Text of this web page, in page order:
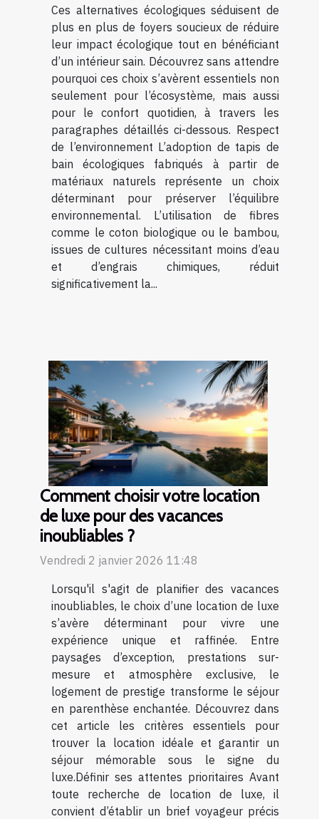
Ces alternatives écologiques séduisent de
plus en plus de foyers soucieux de réduire
leur impact écologique tout en bénéficiant
d’un intérieur sain. Découvrez sans attendre
pourquoi ces choix s’avèrent essentiels non
seulement pour l’écosystème, mais aussi
pour le confort quotidien, à travers les
paragraphes détaillés ci-dessous. Respect
de l’environnement L’adoption de tapis de
bain écologiques fabriqués à partir de
matériaux naturels représente un choix
déterminant pour préserver l’équilibre
environnemental. L’utilisation de fibres
comme le coton biologique ou le bambou,
issues de cultures nécessitant moins d’eau
et d’engrais chimiques, réduit
significativement la...
Comment choisir votre location
de luxe pour des vacances
inoubliables ?
Vendredi 2 janvier 2026 11:48
Lorsqu'il s'agit de planifier des vacances
inoubliables, le choix d’une location de luxe
s’avère déterminant pour vivre une
expérience unique et raffinée. Entre
paysages d’exception, prestations sur-
mesure et atmosphère exclusive, le
logement de prestige transforme le séjour
en parenthèse enchantée. Découvrez dans
cet article les critères essentiels pour
trouver la location idéale et garantir un
séjour mémorable sous le signe du
luxe.Définir ses attentes prioritaires Avant
toute recherche de location de luxe, il
convient d’établir un brief voyageur précis